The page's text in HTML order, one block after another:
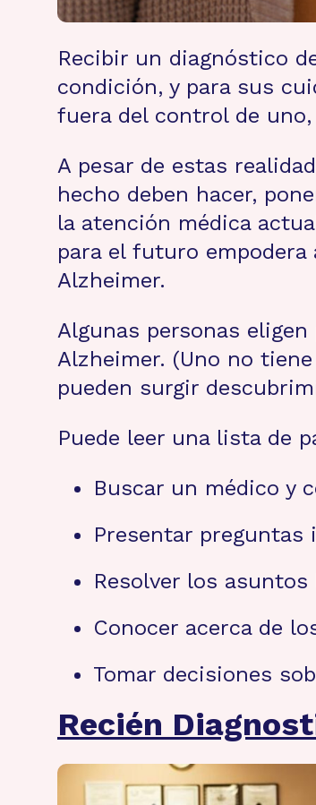
Recibir un diagnóstico
condición, y para sus
fuera del control de uno,
A pesar de estas
hecho deben hacer,
la atención médica
para el futuro
Alzheimer.
Algunas personas
Alzheimer. (Uno no
pueden surgir
Puede leer una lista de
Buscar un médico y
Presentar
Resolver los
Conocer acerca de
Tomar decisiones
Recién